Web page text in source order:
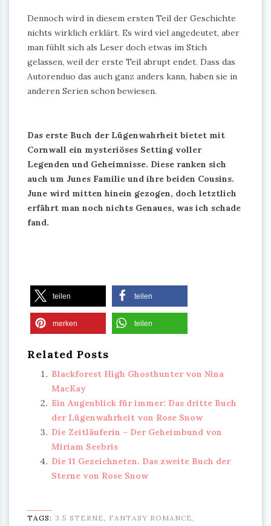
Dennoch wird in diesem ersten Teil der Geschichte
nichts wirklich erklärt. Es wird viel angedeutet, aber
man fühlt sich als Leser doch etwas im Stich
gelassen, weil der erste Teil abrupt endet. Dass das
Autorenduo das auch ganz anders kann, haben sie in
anderen Serien schon bewiesen.
Das erste Buch der Lügenwahrheit bietet mit
Cornwall ein mysteriöses Setting voller
Legenden und Geheimnisse. Diese ranken sich
auch um Junes Familie und ihre beiden Cousins.
June wird mitten hinein gezogen, doch letztlich
erfährt man noch nichts Genaues, was ich schade
fand.
teilen teilen
merken teilen
Related Posts
Blackforest High Ghosthunter von Nina
MacKay
Ein Augenblick für immer: Das dritte Buch
der Lügenwahrheit von Rose Snow
Die Zeitläuferin – Der Geheimbund von
Miriam Seebris
Die 11 Gezeichneten. Das zweite Buch der
Sterne von Rose Snow
TAGS: 3.5 STERNE, FANTASY ROMANCE,